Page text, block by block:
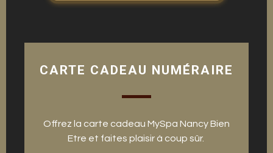
CARTE CADEAU NUMÉRAIRE
Offrez la carte cadeau MySpa Nancy Bien
Etre et faites plaisir à coup sûr.